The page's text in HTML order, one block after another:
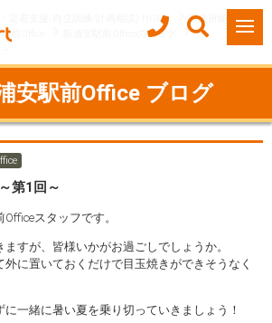
定着支援/自立訓練/計画相談) HOME
事業所紹介
前Office
新浦安駅前Officeのブログ
安駅前Office ブログ
第1回～
スタッフです。
すが、皆様いかがお過ごしでしょうか。
に置いておくだけで目玉焼きができそうなく
一緒に暑い夏を乗り切っていきましょう！